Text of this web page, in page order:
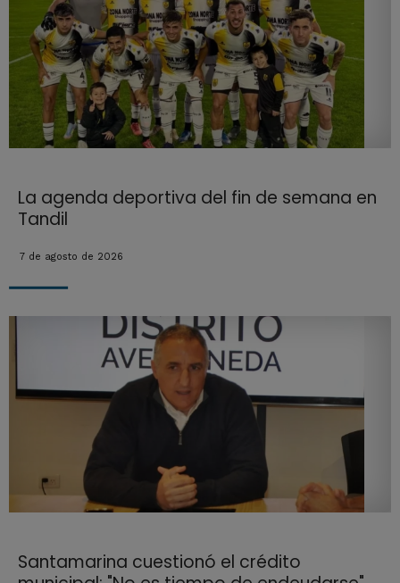
La agenda deportiva del fin de semana en
Tandil
7 de agosto de 2026
Santamarina cuestionó el crédito